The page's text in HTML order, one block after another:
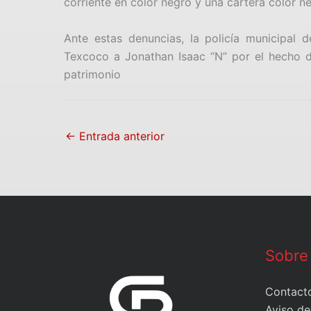
Ante estas denuncias, la policía municipal
Texcoco a Jonathan Isaac “N” por el
patrimonio
← Entrada anterior